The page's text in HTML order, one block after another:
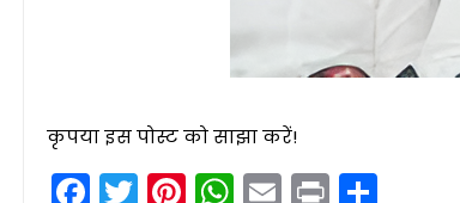
कृपया इस पोस्ट को साझा करें!
Facebook
Twitter
Pinterest
WhatsApp
Email
Print